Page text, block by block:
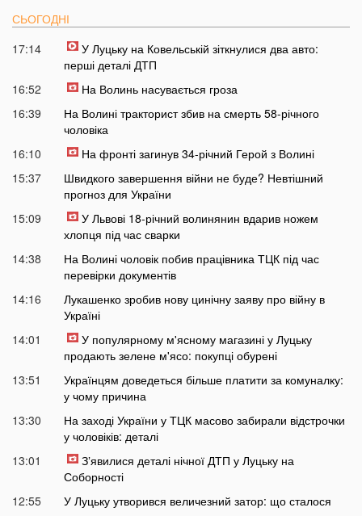
СЬОГОДНІ
17:14
У Луцьку на Ковельській зіткнулися два авто:
перші деталі ДТП
16:52
На Волинь насувається гроза
16:39
На Волині тракторист збив на смерть 58-річного
чоловіка
16:10
На фронті загинув 34-річний Герой з Волині
15:37
Швидкого завершення війни не буде? Невтішний
прогноз для України
15:09
У Львові 18-річний волинянин вдарив ножем
хлопця під час сварки
14:38
На Волині чоловік побив працівника ТЦК під час
перевірки документів
14:16
Лукашенко зробив нову цинічну заяву про війну в
Україні
14:01
У популярному м'ясному магазині у Луцьку
продають зелене м'ясо: покупці обурені
13:51
Українцям доведеться більше платити за комуналку:
у чому причина
13:30
На заході України у ТЦК масово забирали відстрочки
у чоловіків: деталі
13:01
Зʼявилися деталі нічної ДТП у Луцьку на
Соборності
12:55
У Луцьку утворився величезний затор: що сталося